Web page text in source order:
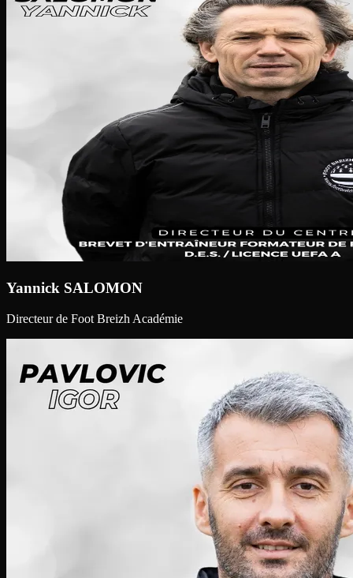
Yannick SALOMON
Directeur de Foot Breizh Académie